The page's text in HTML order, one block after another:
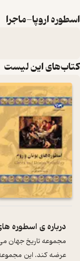
اسطوره اروپا-ماجرا
کتاب‌های این لیست
درباره ی اسطوره
مجموعه تاریخ جهان
عرضه کند. این مجموعه